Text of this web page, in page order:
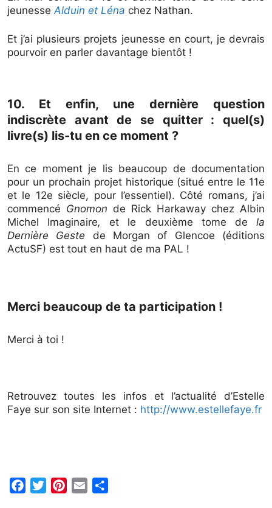
jeunesse Alduin et Léna chez Nathan.
Et j’ai plusieurs projets jeunesse en court, je devrais
pourvoir en parler davantage bientôt !
10. Et enfin, une dernière question
indiscrète avant de se quitter : quel(s)
livre(s) lis-tu en ce moment ?
En ce moment je lis beaucoup de documentation
pour un prochain projet historique (situé entre le 11e
et le 12e siècle, pour l’essentiel). Côté romans, j’ai
commencé Gnomon de Rick Harkaway chez Albin
Michel Imaginaire, et le deuxième tome dela
Dernière Geste de Morgan of Glencoe (éditions
ActuSF) est tout en haut de ma PAL !
Merci beaucoup de ta participation !
Merci à toi !
Retrouvez toutes les infos et l’actualité d’Estelle
Faye sur son site Internet : http://www.estellefaye.fr